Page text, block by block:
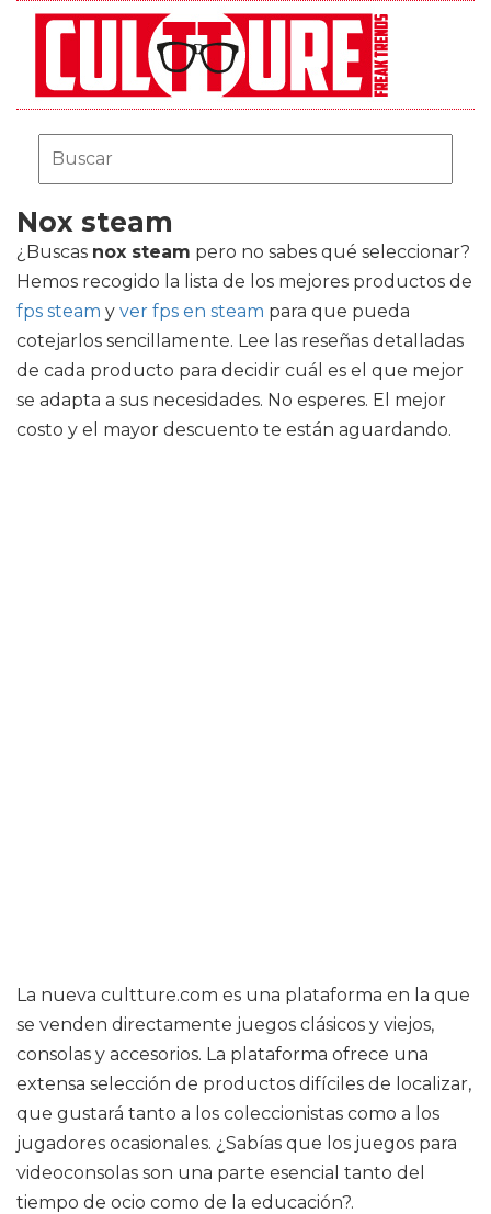
Nox steam
¿Buscas nox steam pero no sabes qué seleccionar?
Hemos recogido la lista de los mejores productos de
fps steam y ver fps en steam para que pueda
cotejarlos sencillamente. Lee las reseñas detalladas
de cada producto para decidir cuál es el que mejor
se adapta a sus necesidades. No esperes. El mejor
costo y el mayor descuento te están aguardando.
La nueva cultture.com es una plataforma en la que
se venden directamente juegos clásicos y viejos,
consolas y accesorios. La plataforma ofrece una
extensa selección de productos difíciles de localizar,
que gustará tanto a los coleccionistas como a los
jugadores ocasionales. ¿Sabías que los juegos para
videoconsolas son una parte esencial tanto del
tiempo de ocio como de la educación?.